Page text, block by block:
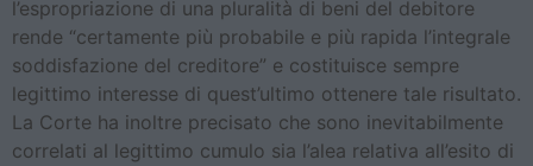
l’espropriazione di una pluralità di beni del debitore
rende “certamente più probabile e più rapida l’integrale
soddisfazione del creditore” e costituisce sempre
legittimo interesse di quest’ultimo ottenere tale risultato.
La Corte ha inoltre precisato che sono inevitabilmente
correlati al legittimo cumulo sia l’alea relativa all’esito di